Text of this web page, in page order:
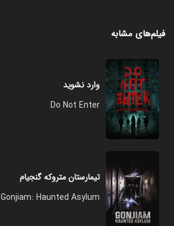
فیلم‌های مشابه
وارد نشوید
Do Not Enter
تیمارستان متروکه گنجیام
Gonjiam: Haunted Asylum